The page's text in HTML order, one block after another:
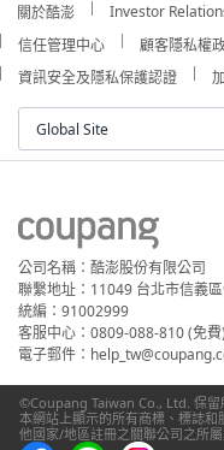
關於酷澎 Investor
信任管理中心
顧客隱私權
資訊安全及隱私保護認證
Global Site
公司名稱：酷澎股份有限公司
聯繫地址：11049 台北市信義
統編：91002999
客服中心：0809-088-810 (免
電子郵件：
©Coupang Taiwan Co., Ltd. 保留
本網站上顯示的所有商標、標誌
他國家/地區註冊之關聯公司之所屬